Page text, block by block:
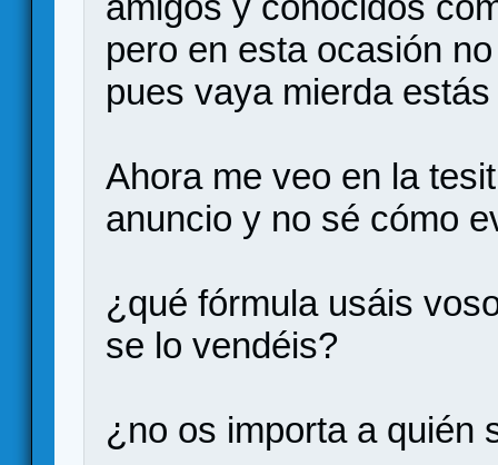
pero en esta ocasión
pues vaya mierda
Ahora me veo en la
anuncio y no sé cómo
¿qué fórmula usáis
se lo vendéis?
¿no os importa a quién